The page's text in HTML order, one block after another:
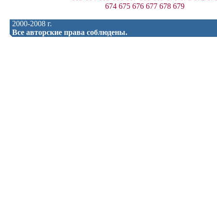
674 675 676 677 678 679
2000-2008 г.
Все авторские права соблюдены.